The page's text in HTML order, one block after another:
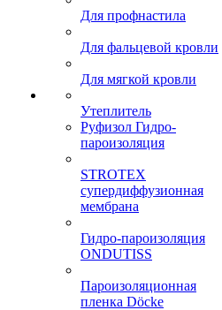
Для профнастила
Для фальцевой кровли
Для мягкой кровли
Утеплитель
Руфизол Гидро-
пароизоляция
STROTEX
супердиффузионная
мембрана
Гидро-пароизоляция
ONDUTISS
Пароизоляционная
пленка Döcke